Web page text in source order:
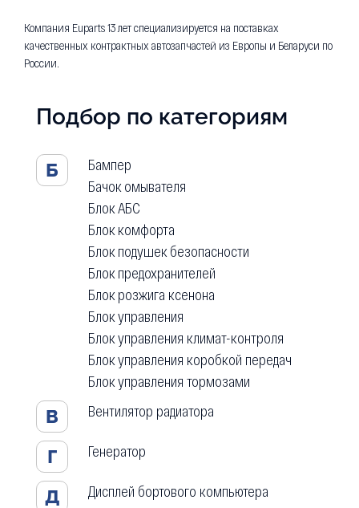
Компания Euparts 13 лет специализируется на поставках
качественных контрактных автозапчастей из Европы и Беларуси по
России.
Подбор по категориям
Б
Бампер
Бачок омывателя
Блок АБС
Блок комфорта
Блок подушек безопасности
Блок предохранителей
Блок розжига ксенона
Блок управления
Блок управления климат-контроля
Блок управления коробкой передач
Блок управления тормозами
В Вентилятор радиатора
Г Генератор
Д Дисплей бортового компьютера